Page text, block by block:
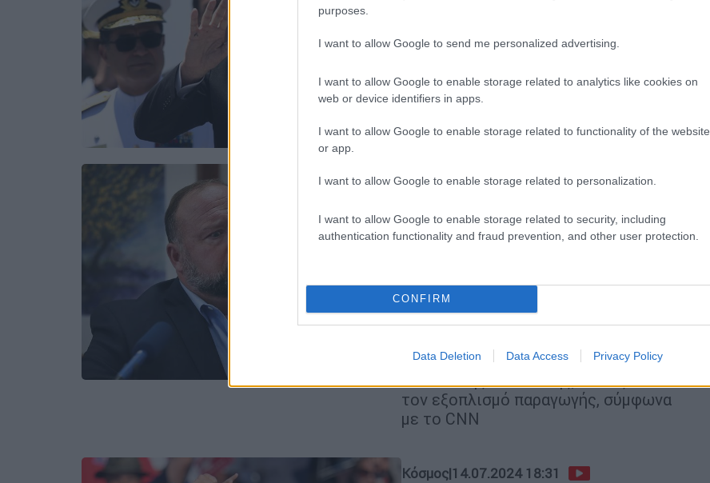
purposes.
I want to allow Google to send me personalized advertising.
I want to allow Google to enable storage related to analytics like cookies on
web or device identifiers in apps.
I want to allow Google to enable storage related to functionality of the website
or app.
I want to allow Google to enable storage related to personalization.
I want to allow Google to enable storage related to security, including
authentication functionality and fraud prevention, and other user protection.
CONFIRM
Data Deletion Data Access Privacy Policy
πρώην προέδρου αναμένεται να
παρουσιάσει σήμερα η Ομοσπονδιακή
Το σατιρικό The Onion αγόρασε το
Infowars του συνωμοσιολόγου
Άλεξ Τζόουνς: «Σχεδιάζουμε μια…
Η αγορά περιλαμβάνει την απόκτηση
της πνευματικής ιδιοκτησίας της
εταιρείας Jones, όπως η ιστοσελίδα
και ορισμένοι λογαριασμοί στα μέσα
κοινωνικής δικτύωσης, καθώς και
τον εξοπλισμό παραγωγής, σύμφωνα
με το CNN
Κόσμος|14.07.2024 18:31